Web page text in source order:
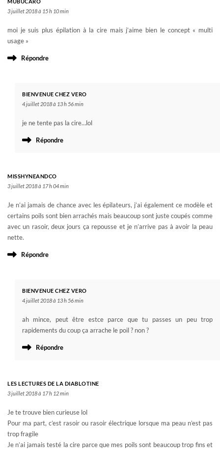
3 juillet 2018 à 15 h 10 min
moi je suis plus épilation à la cire mais j’aime bien le concept « multi
usage »
Répondre
BIENVENUE CHEZ VERO
4 juillet 2018 à 13 h 56 min
je ne tente pas la cire…lol
Répondre
MISSHYNEANDCO
3 juillet 2018 à 17 h 04 min
Je n’ai jamais de chance avec les épilateurs, j’ai également ce modèle et
certains poils sont bien arrachés mais beaucoup sont juste coupés comme
avec un rasoir, deux jours ça repousse et je n’arrive pas à avoir la peau
nette.
Répondre
BIENVENUE CHEZ VERO
4 juillet 2018 à 13 h 56 min
ah mince, peut être estce parce que tu passes un peu trop
rapidements du coup ça arrache le poil ? non ?
Répondre
LES LECTURES DE LA DIABLOTINE
3 juillet 2018 à 17 h 12 min
Je te trouve bien curieuse lol
Pour ma part, c’est rasoir ou rasoir électrique lorsque ma peau n’est pas
trop fragile
Je n’ai jamais testé la cire parce que mes poils sont beaucoup trop fins et